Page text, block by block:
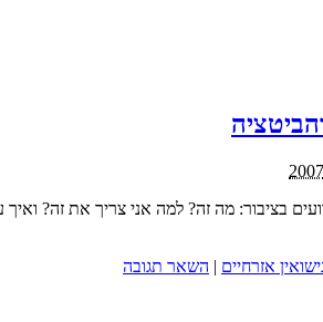
בציבור: מה זה? למה אני צריך את זה?
אזרחיים | השאר תגובה